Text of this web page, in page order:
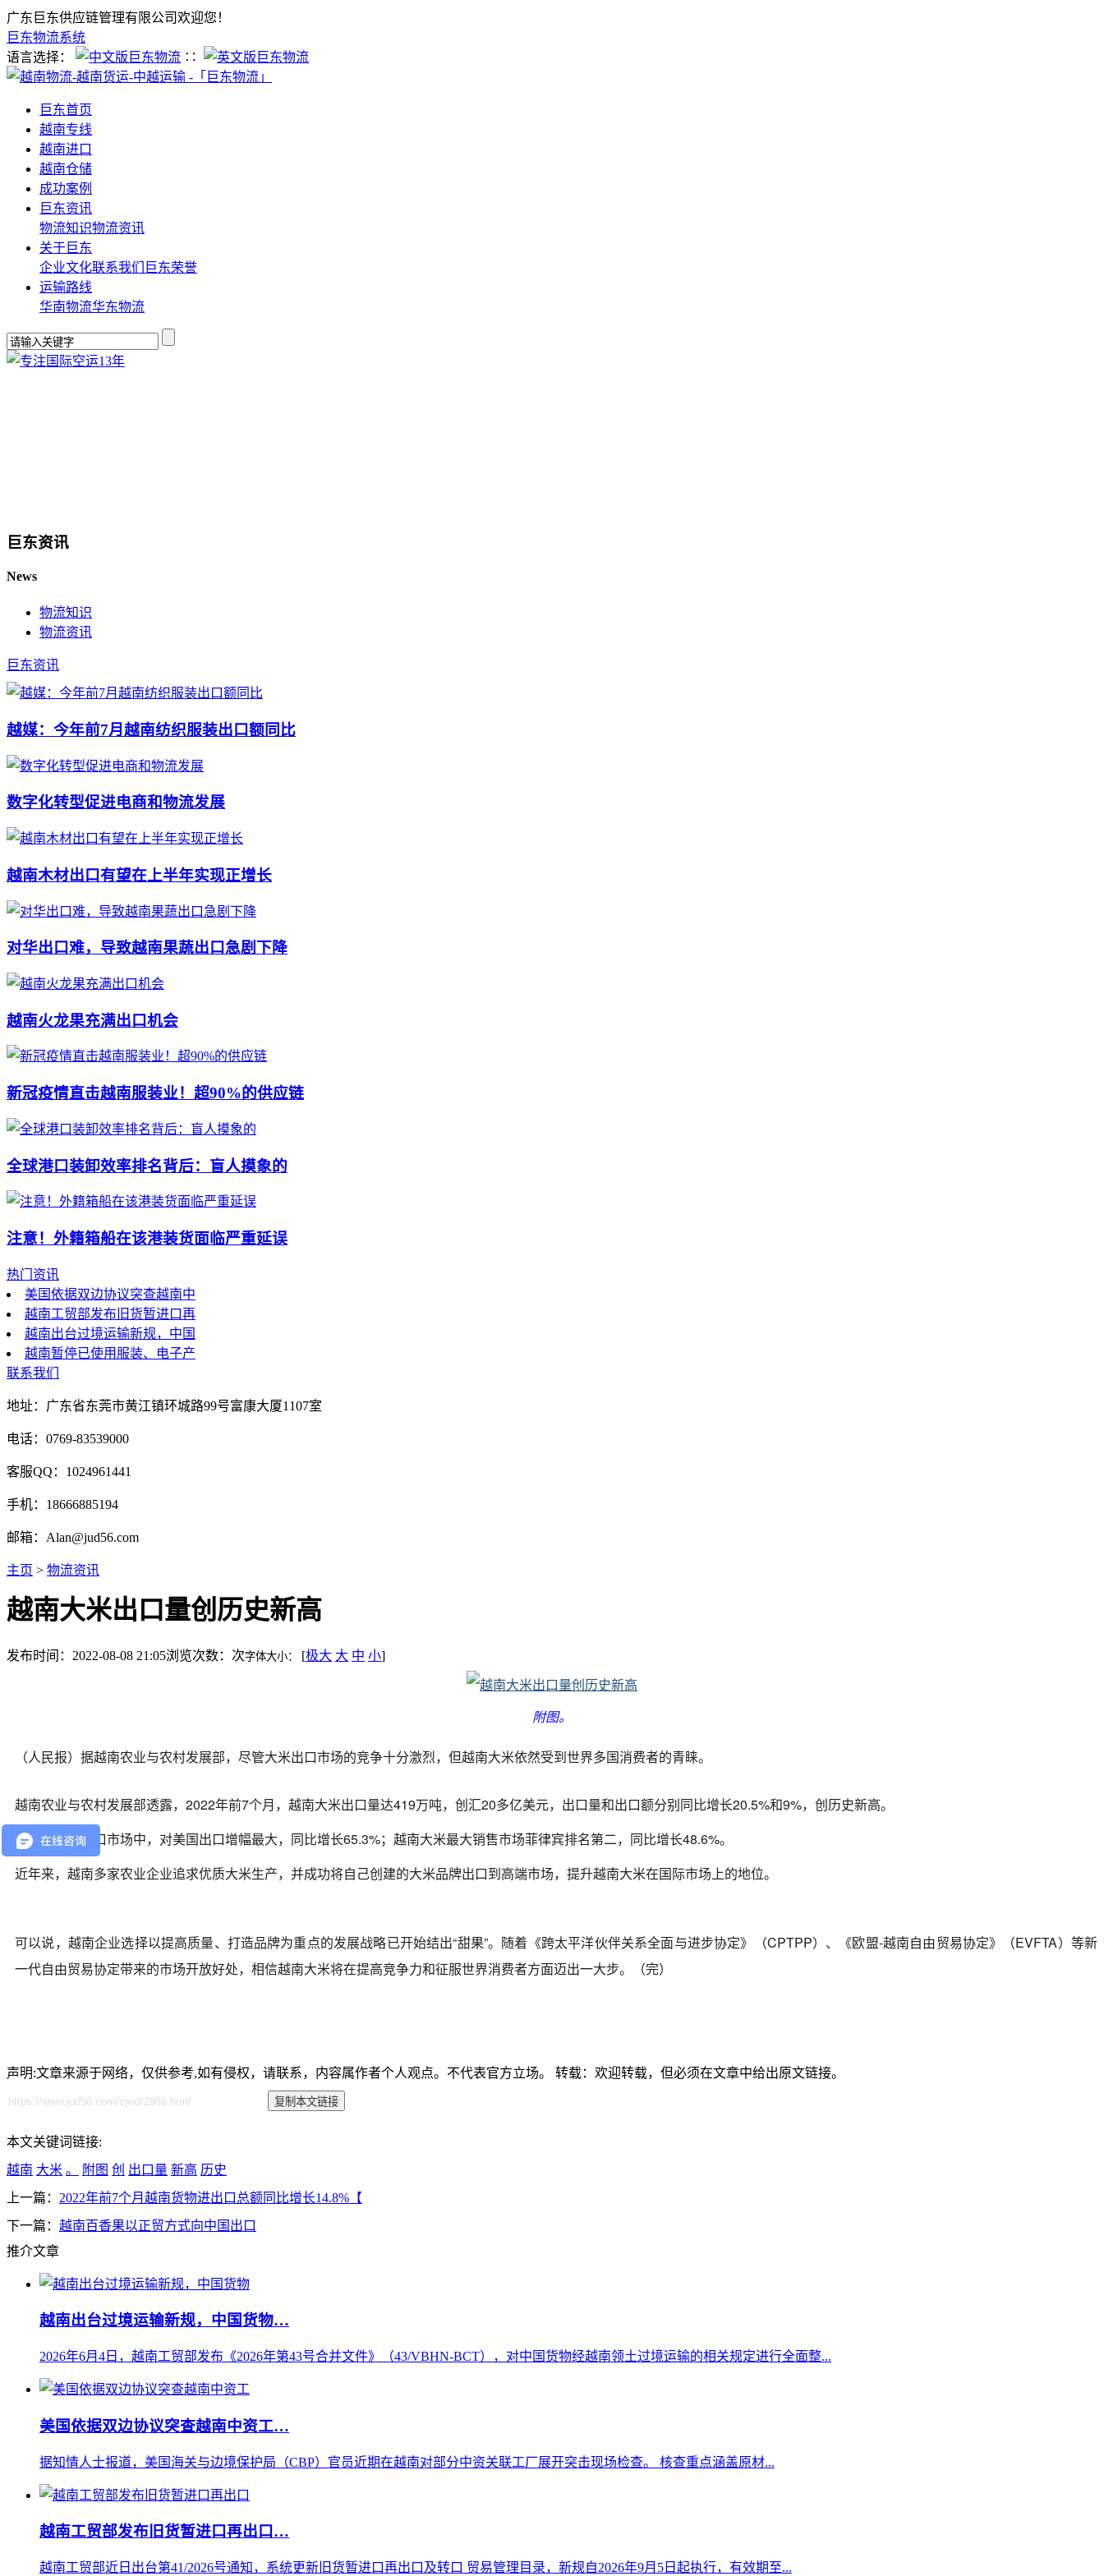
广东巨东供应链管理有限公司欢迎您！
巨东物流系统
语言选择：
∷
巨东首页
越南专线
越南进口
越南仓储
成功案例
巨东资讯
物流知识物流资讯
关于巨东
企业文化联系我们 巨东荣誉
运输路线
华南物流华东物流
巨东资讯
News
物流知识
物流资讯
巨东资讯
越媒：今年前7月越南纺织服装出口额同比
数字化转型促进电商和物流发展
越南木材出口有望在上半年实现正增长
对华出口难，导致越南果蔬出口急剧下降
越南火龙果充满出口机会
新冠疫情直击越南服装业！超90%的供应链
全球港口装卸效率排名背后：盲人摸象的
注意！外籍箱船在该港装货面临严重延误
热门资讯
美国依据双边协议突查越南中
越南工贸部发布旧货暂进口再
越南出台过境运输新规，中国
越南暂停已使用服装、电子产
联系我们
地址：广东省东莞市黄江镇环城路99号富康大厦1107室
电话：0769-83539000
客服QQ：1024961441
手机：18666885194
邮箱：Alan@jud56.com
主页 > 物流资讯
越南大米出口量创历史新高
发布时间：2022-08-08 21:05浏览次数： 次字体大小： [极大 大 中 小]
附图。
（人民报）据越南农业与农村发展部，尽管大米出口市场的竞争十分激烈，但越南大米依然受到世界多国消费者的青睐。
越南农业与农村发展部透露，2022年前7个月，越南大米出口量达419万吨，创汇20多亿美元，出口量和出口额分别同比增长20.5%和9%，创历史新高。
在越南大米出口市场中，对美国出口增幅最大，同比增长65.3%；越南大米最大销售市场菲律宾排名第二，同比增长48.6%。
近年来，越南多家农业企业追求优质大米生产，并成功将自己创建的大米品牌出口到高端市场，提升越南大米在国际市场上的地位。
可以说，越南企业选择以提高质量、打造品牌为重点的发展战略已开始结出“甜果”。随着《跨太平洋伙伴关系全面与进步协定》（CPTPP）、《欧盟-越南自由贸易协定》（EVFTA）等新
一代自由贸易协定带来的市场开放好处，相信越南大米将在提高竞争力和征服世界消费者方面迈出一大步。（完）
声明:文章来源于网络，仅供参考,如有侵权，请联系，内容属作者个人观点。不代表官方立场。 转载：欢迎转载，但必须在文章中给出原文链接。
本文关键词链接:
越南 大米 。 附图 创 出口量 新高 历史
上一篇： 2022年前7个月越南货物进出口总额同比增长14.8%【
下一篇： 越南百香果以正贸方式向中国出口
推介文章
越南出台过境运输新规，中国货物…
2026年6月4日，越南工贸部发布《2026年第43号合并文件》（43/VBHN-BCT），对中国货物经越南领土过境运输的相关规定进行全面整...
美国依据双边协议突查越南中资工…
据知情人士报道，美国海关与边境保护局（CBP）官员近期在越南对部分中资关联工厂展开突击现场检查。 核查重点涵盖原材...
越南工贸部发布旧货暂进口再出口…
越南工贸部近日出台第41/2026号通知，系统更新旧货暂进口再出口及转口 贸易管理目录，新规自2026年9月5日起执行，有效期至...